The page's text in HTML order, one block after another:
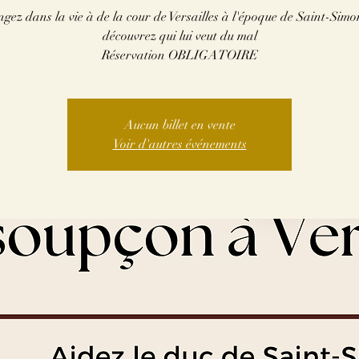
dans la vie à de la cour de Versailles à l'époque de Saint-
découvrez qui lui veut du mal
Réservation OBLIGATOIRE
Aucun billet en vente
Voir d'autres événements